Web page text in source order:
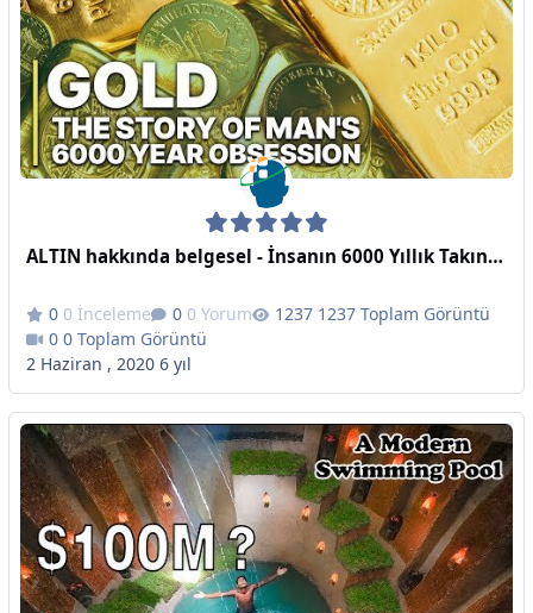
ALTIN hakkında belgesel - İnsanın 6000 Yıllık Takıntısının Öyküsü
0 İnceleme 0 Yorum
1237 Toplam Görüntü
0 Toplam Görüntü
2 Haziran , 2020 6 yıl